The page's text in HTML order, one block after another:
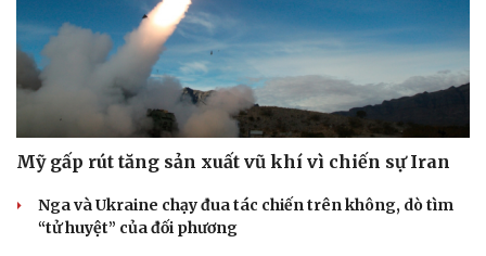
Mỹ gấp rút tăng sản xuất vũ khí vì chiến sự Iran
Nga và Ukraine chạy đua tác chiến trên không, dò tìm
“tử huyệt” của đối phương